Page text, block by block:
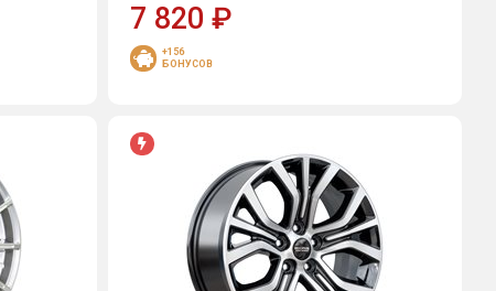
7 820₽
+156
БОНУСОВ